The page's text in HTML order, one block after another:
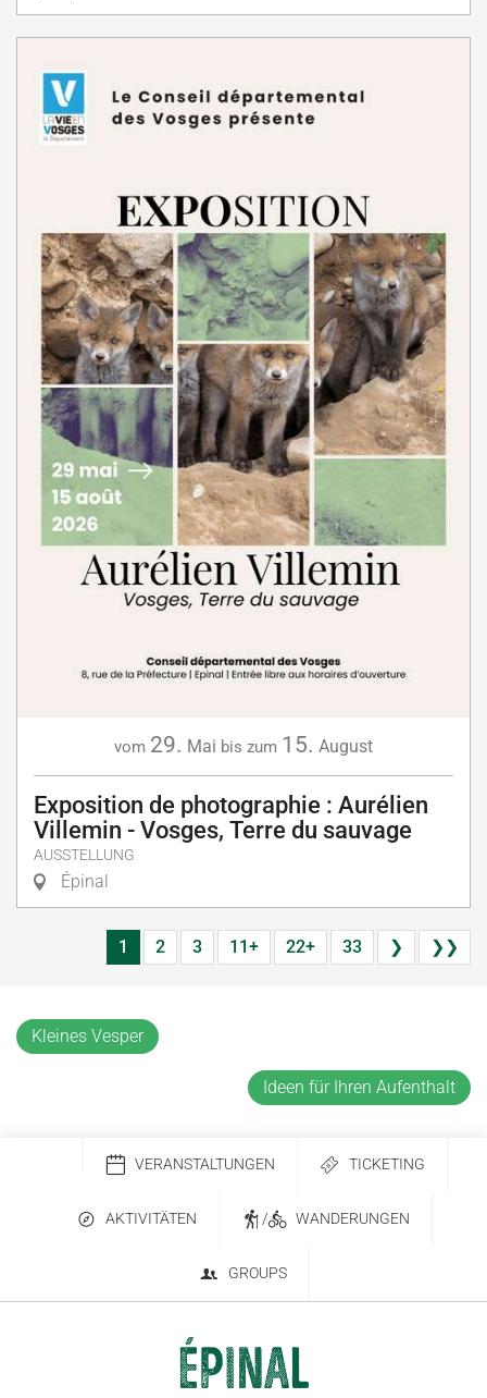
vom 29. Mai bis zum 15. August
Exposition de photographie : Aurélien
Villemin - Vosges, Terre du sauvage
AUSSTELLUNG
Épinal
1 2 3 11+ 22+ 33 ❯ ❯❯
Kleines Vesper
Ideen für Ihren Aufenthalt
VERANSTALTUNGEN TICKETING
AKTIVITÄTEN / WANDERUNGEN
GROUPS